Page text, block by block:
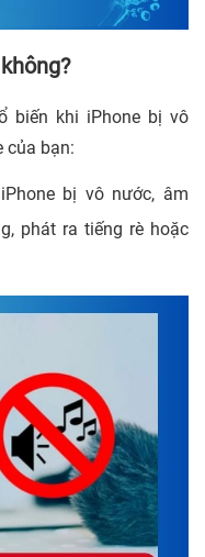
biến khi iPhone bị vô
của bạn:
bị vô nước, âm
phát ra tiếng rè hoặc